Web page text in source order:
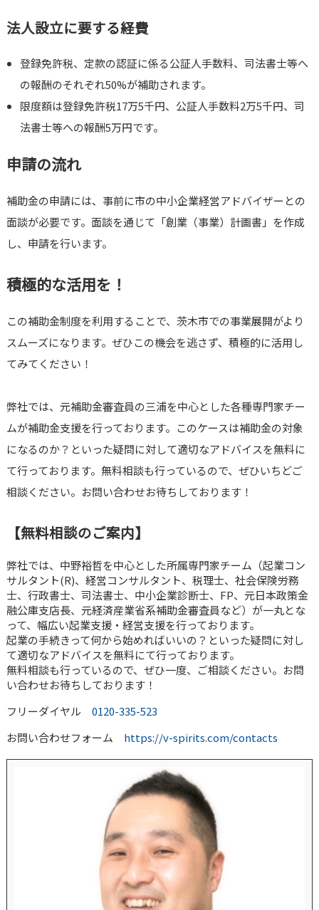
法人設立に要する経費
登録免許税、定款の認証に係る公証人手数料、司法書士等へ
の報酬のそれぞれ50%が補助されます。
限度額は登録免許税17万5千円、公証人手数料2万5千円、司
法書士等への報酬5万円です。
申請の流れ
補助金の申請には、事前に市の中小企業経営アドバイザーとの
面談が必要です。面談を通じて「創業（事業）計画書」を作成
し、申請を行います。
積極的な活用を！
この補助金制度を利用することで、茨木市での事業展開がより
スムーズになります。ぜひこの機会を逃さず、積極的に活用し
てみてください！
弊社では、元補助金審査員の三浦を中心とした各種専門家チー
ムが補助金支援を行っております。このケースは補助金の対象
になるのか？といった疑問に対して適切なアドバイスを無料に
て行っております。無料相談も行っているので、ぜひいちどご
相談ください。お問い合わせお待ちしております！
【無料相談のご案内】
弊社では、中野裕哲を中心とした所属専門家チーム（起業コン
サルタント(R)、経営コンサルタント、税理士、社会保険労務
士、行政書士、司法書士、中小企業診断士、FP、元日本政策金
融公庫支店長、元経済産業省系補助金審査員など）が一丸とな
って、幅広い起業支援・経営支援を行っております。
起業の手続きって何から始めればいいの？といった疑問に対し
て適切なアドバイスを無料にて行っております。
無料相談も行っているので、ぜひ一度、ご相談ください。お問
い合わせお待ちしております！
フリーダイヤル 0120-335-523
お問い合わせフォーム https://v-spirits.com/contacts